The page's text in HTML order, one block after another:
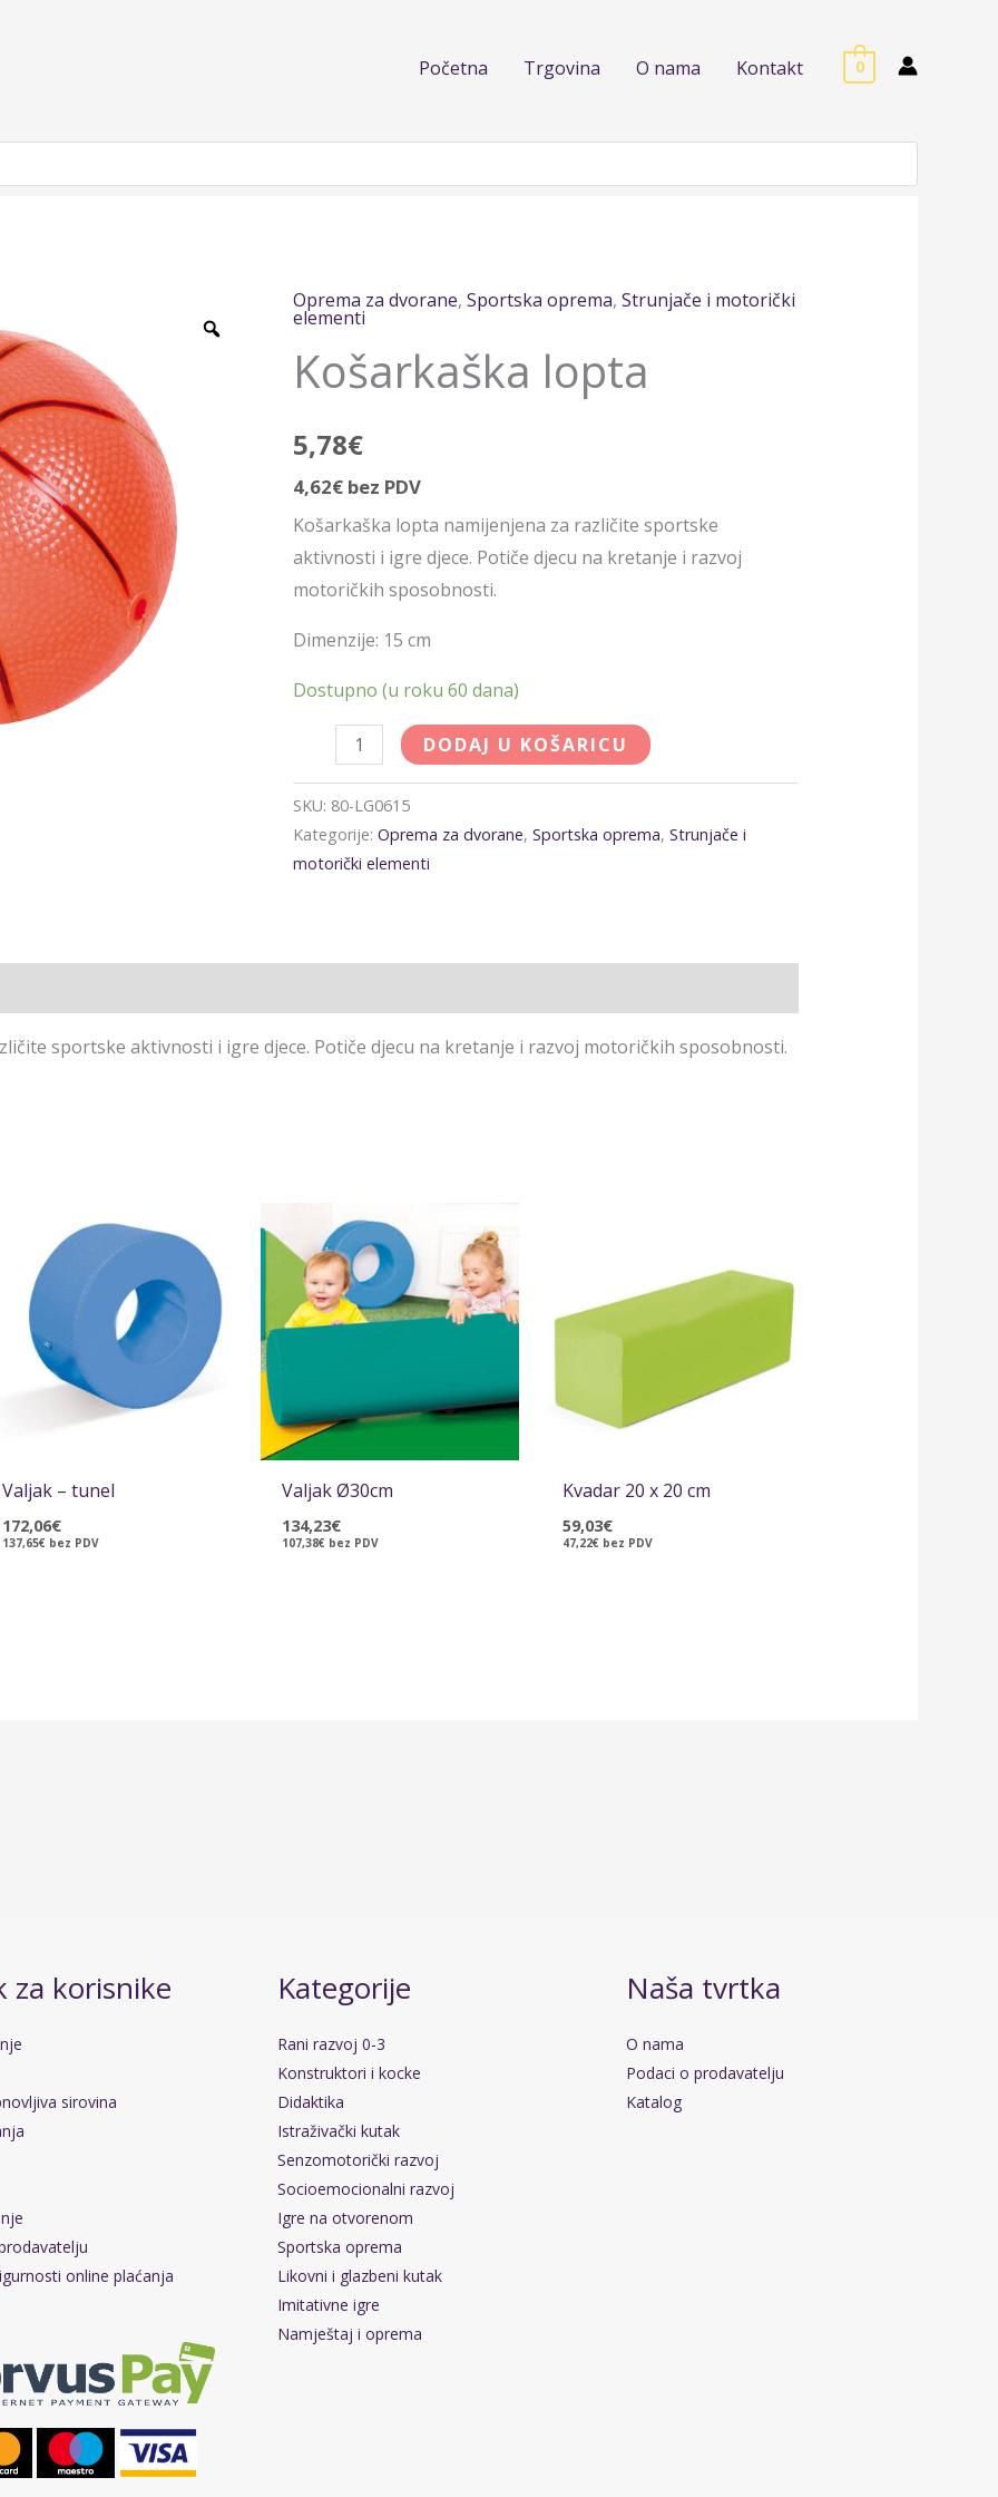
Početna Trgovina O nama Kontakt 0
Oprema za dvorane,Sportska oprema,Strunjače i motorički
elementi
Košarkaška lopta
5,78€
4,62€ bez PDV
Košarkaška lopta namijenjena za različite sportske
aktivnosti i igre djece. Potiče djecu na kretanje i razvoj
motoričkih sposobnosti.
Dimenzije: 15 cm
Dostupno (u roku 60 dana)
Košarkaška
količina
DODAJ U KOŠARICU
SKU: 80-LG0615
Kategorije:Oprema za dvorane,Sportska oprema,Strunjače i
motorički elementi
sportske aktivnosti i igre djece. Potiče djecu na kretanje i razvoj motoričkih sposobnosti.
Valjak – tunel
172,06€
137,65€ bez PDV
Valjak Ø30cm
134,23€
107,38€ bez PDV
Kvadar 20 x 20 cm
59,03€
47,22€ bez PDV
za korisnike
sirovina
online plaćanja
Kategorije
Rani razvoj 0-3
Konstruktori i kocke
Didaktika
Istraživački kutak
Senzomotorički razvoj
Socioemocionalni razvoj
Igre na otvorenom
Sportska oprema
Likovni i glazbeni kutak
Imitativne igre
Namještaj i oprema
Naša tvrtka
O nama
Podaci o prodavatelju
Katalog